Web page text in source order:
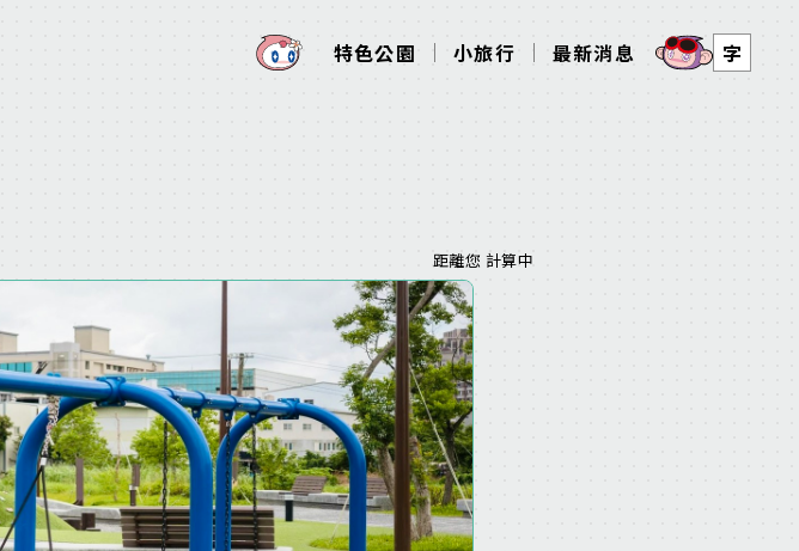
特色公園 小旅行 最新消息 字
距離您 計算中